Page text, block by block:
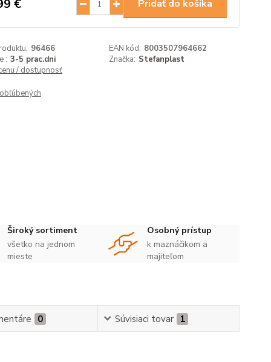
€ Pridať do košíka
96466 EAN kód: 8003507964662
: 3-5 prac.dni Značka: Stefanplast
/ dostupnosť
Široký sortiment
všetko na jednom
mieste
Osobný prístup
k maznáčikom a
majiteľom
0 Súvisiaci tovar 1